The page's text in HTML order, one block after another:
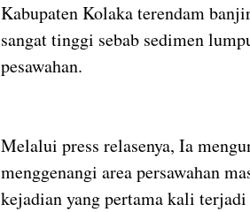
Kabupaten Kolaka terendam
sangat tinggi sebab sedimen
pesawahan.
Melalui press relasenya, Ia
menggenangi area persawahan
kejadian yang pertama kali